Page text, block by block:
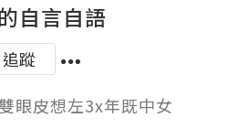
自言自語
追蹤
眼皮想左3x年既中女